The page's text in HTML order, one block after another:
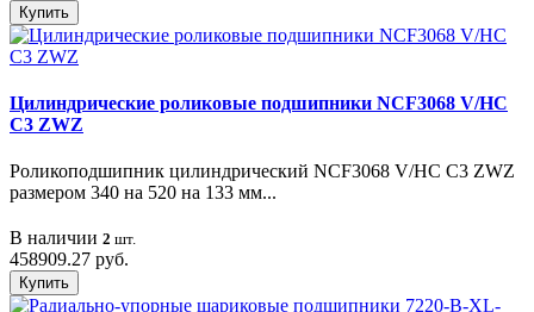
Купить
Цилиндрические роликовые подшипники NCF3068 V/HC
C3 ZWZ
Роликоподшипник цилиндрический NCF3068 V/HC C3 ZWZ
размером 340 на 520 на 133 мм...
В наличии 2 шт.
458909.27 руб.
Купить